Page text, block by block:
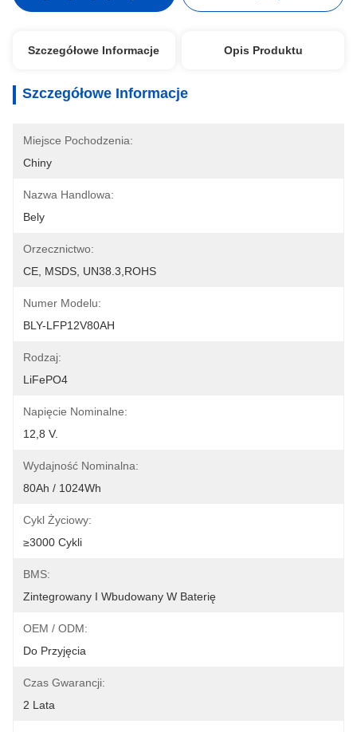
Szczegółowe Informacje Opis Produktu
Szczegółowe Informacje
Miejsce Pochodzenia:
Chiny
Nazwa Handlowa:
Bely
Orzecznictwo:
CE, MSDS, UN38.3,ROHS
Numer Modelu:
BLY-LFP12V80AH
Rodzaj:
LiFePO4
Napięcie Nominalne:
12,8 V.
Wydajność Nominalna:
80Ah / 1024Wh
Cykl Życiowy:
≥3000 Cykli
BMS:
Zintegrowany I Wbudowany W Baterię
OEM / ODM:
Do Przyjęcia
Czas Gwarancji:
2 Lata